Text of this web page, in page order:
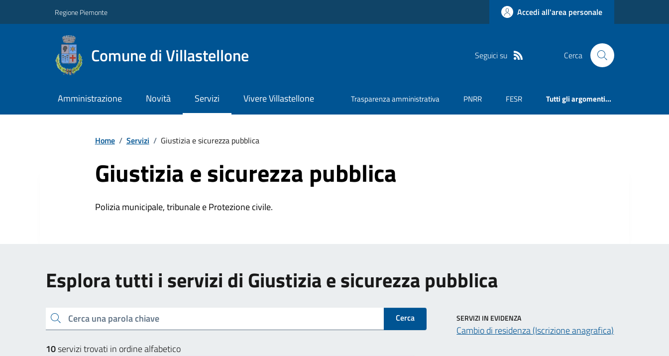
Regione Piemonte Accedi all'area personale
Comune di Villastellone Seguici su Cerca
Amministrazione Novità Servizi Vivere Villastellone Trasparenza amministrativa PNRR FESR Tutti gli argomenti...
Home / Servizi / Giustizia e sicurezza pubblica
Giustizia e sicurezza pubblica
Polizia municipale, tribunale e Protezione civile.
Esplora tutti i servizi di Giustizia e sicurezza pubblica
Cerca una parola chiave Cerca
10servizi trovati in ordine alfabetico
SERVIZI IN EVIDENZA
Cambio di residenza (Iscrizione anagrafica)